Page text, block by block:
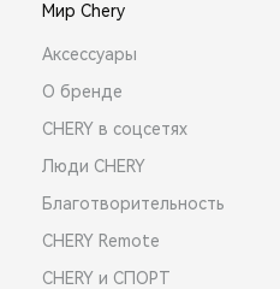
Мир Chery
Аксессуары
О бренде
CHERY в соцсетях
Люди CHERY
Благотворительность
CHERY Remote
CHERY и СПОРТ